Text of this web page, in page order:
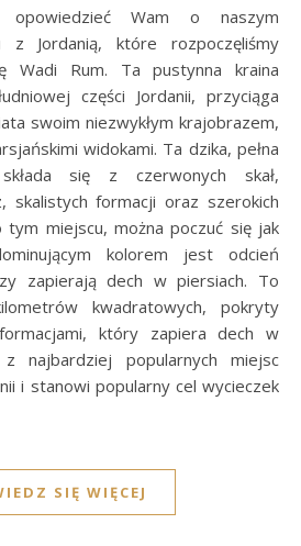
z Jordanią, które rozpoczęliśmy
Wadi Rum. Ta pustynna kraina
części Jordanii, przyciąga
swoim niezwykłym krajobrazem,
widokami. Ta dzika, pełna
się z czerwonych skał,
skalistych formacji oraz szerokich
tym miejscu, można poczuć się jak
kolorem jest odcień
zapierają dech w piersiach. To
kwadratowych, pokryty
który zapiera dech w
najbardziej popularnych miejsc
i stanowi popularny cel wycieczek
SIĘ WIĘCEJ